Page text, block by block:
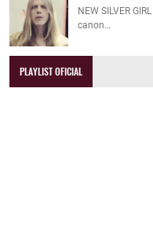
NEW SILVER
canon…
PLAYLIST OFICIAL